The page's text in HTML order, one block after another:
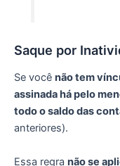
Saque por
Se você não tem
assinada há pelo
todo o saldo das
anteriores).
Essa regra não se